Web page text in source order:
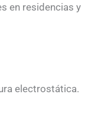
en residencias y
electrostática.